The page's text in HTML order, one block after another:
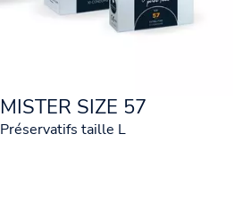
MISTER SIZE 57
Préservatifs taille L